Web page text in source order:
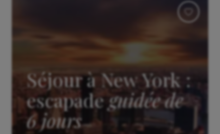
Séjour à New York :
escapadeguidée de
6 jours